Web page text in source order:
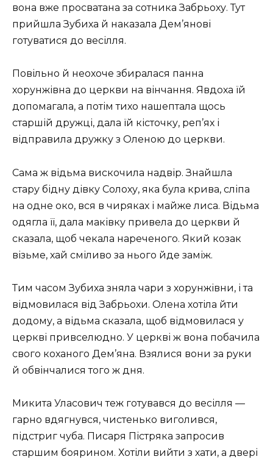
вона вже просватана за сотника Забрьоху. Тут
прийшла Зубиха й наказала Дем’янові
готуватися до весілля.
Повільно й неохоче збиралася панна
хорунжівна до церкви на вінчання. Явдоха їй
допомагала, а потім тихо нашептала щось
старшій дружці, дала їй кісточку, реп’ях і
відправила дружку з Оленою до церкви.
Сама ж відьма вискочила надвір. Знайшла
стару бідну дівку Солоху, яка була крива, сліпа
на одне око, вся в чиряках і майже лиса. Відьма
одягла її, дала маківку привела до церкви й
сказала, щоб чекала нареченого. Який козак
візьме, хай сміливо за нього йде заміж.
Тим часом Зубиха зняла чари з хорунжівни, і та
відмовилася від Забрьохи. Олена хотіла йти
додому, а відьма сказала, щоб відмовилася у
церкві привселюдно. У церкві ж вона побачила
свого коханого Дем’яна. Взялися вони за руки
й обвінчалися того ж дня.
Микита Уласович теж готувався до весілля —
гарно вдягнувся, чистенько виголився,
підстриг чуба. Писаря Пістряка запросив
старшим боярином. Хотіли вийти з хати, а двері